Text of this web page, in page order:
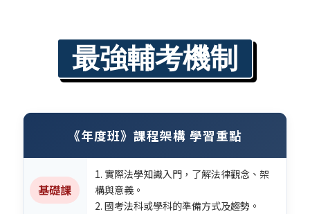
最強輔考機制
《年度班》課程架構 學習重點
基礎課
1. 實際法學知識入門，了解法律觀念、架
構與意義。
2. 國考法科或學科的準備方式及趨勢。